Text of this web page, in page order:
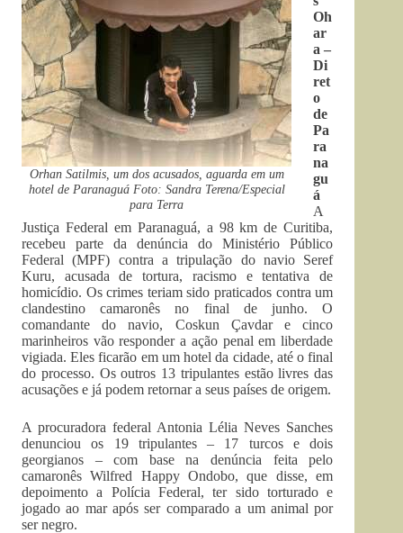
Orhan Satilmis, um dos acusados, aguarda em um
hotel de Paranaguá Foto: Sandra Terena/Especial
para Terra
Oh
ar
a –
Di
ret
o
de
Pa
ra
na
gu
á
A
Justiça Federal em Paranaguá, a 98 km de Curitiba,
recebeu parte da denúncia do Ministério Público
Federal (MPF) contra a tripulação do navio Seref
Kuru, acusada de tortura, racismo e tentativa de
homicídio. Os crimes teriam sido praticados contra um
clandestino camaronês no final de junho. O
comandante do navio, Coskun Çavdar e cinco
marinheiros vão responder a ação penal em liberdade
vigiada. Eles ficarão em um hotel da cidade, até o final
do processo. Os outros 13 tripulantes estão livres das
acusações e já podem retornar a seus países de origem.
A procuradora federal Antonia Lélia Neves Sanches
denunciou os 19 tripulantes – 17 turcos e dois
georgianos – com base na denúncia feita pelo
camaronês Wilfred Happy Ondobo, que disse, em
depoimento a Polícia Federal, ter sido torturado e
jogado ao mar após ser comparado a um animal por
ser negro.